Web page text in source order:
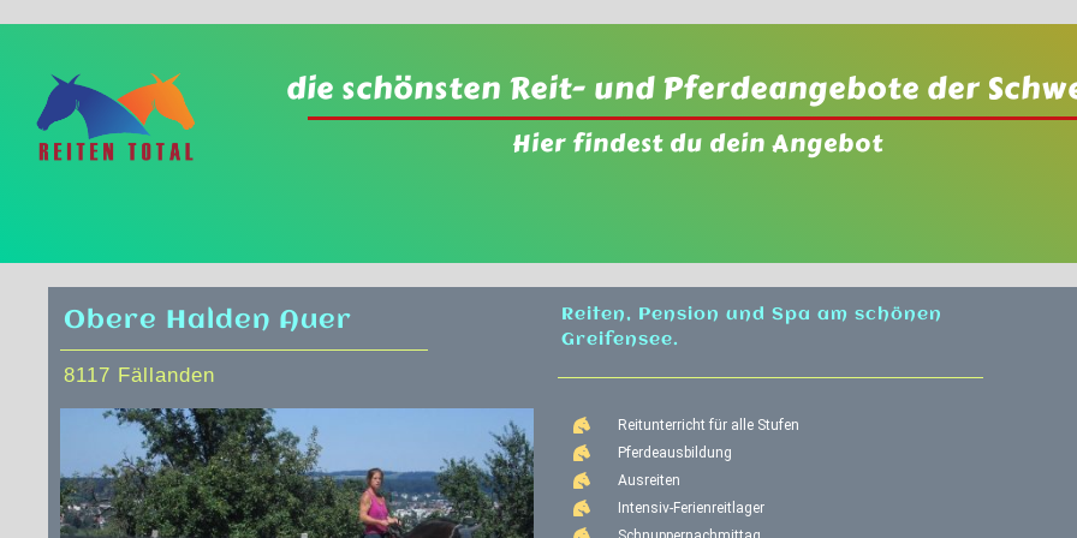
die schönsten Reit- und Pferdeangebote der
Hier findest du dein Angebot
8117 Fällanden
Obere Halden Auer
Reiten, Pension und Spa am schönen
Greifensee.
Reitunterricht für alle Stufen
Pferdeausbildung
Ausreiten
Intensiv-Ferienreitlager